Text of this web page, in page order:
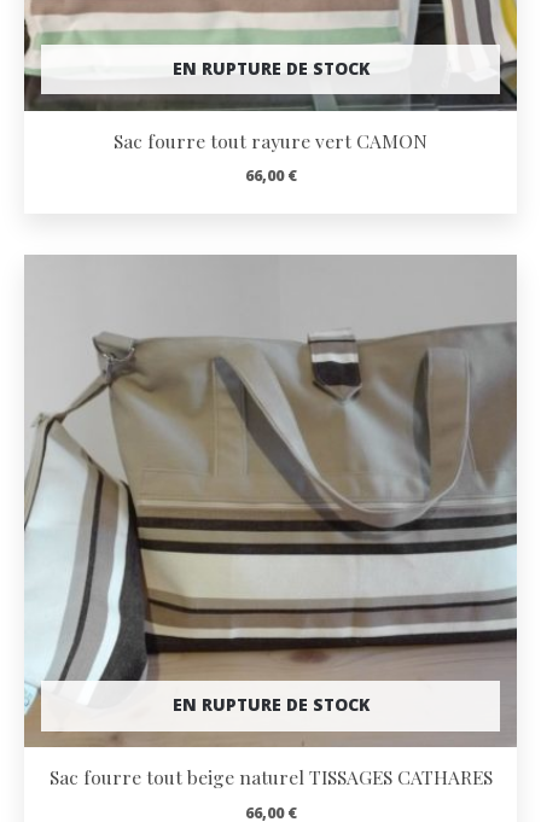
EN RUPTURE DE STOCK
Sac fourre tout rayure vert CAMON
66,00€
EN RUPTURE DE STOCK
Sac fourre tout beige naturel TISSAGES CATHARES
66,00€